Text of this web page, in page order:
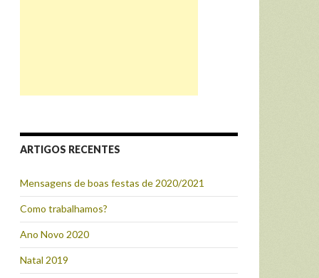
ARTIGOS RECENTES
Mensagens de boas festas de 2020/2021
Como trabalhamos?
Ano Novo 2020
Natal 2019